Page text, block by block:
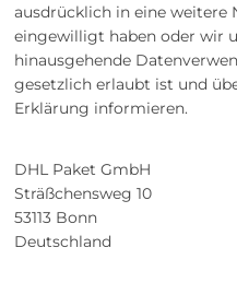
ausdrücklich in eine weitere
eingewilligt haben oder wir
hinausgehende
gesetzlich erlaubt ist und
Erklärung informieren.
DHL Paket GmbH
Sträßchensweg 10
53113 Bonn
Deutschland